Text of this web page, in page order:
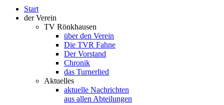
Start
der Verein
TV Rönkhausen
über den Verein
Die TVR Fahne
Der Vorstand
Chronik
das Turnerlied
Aktuelles
aktuelle Nachrichten
aus allen Abteilungen